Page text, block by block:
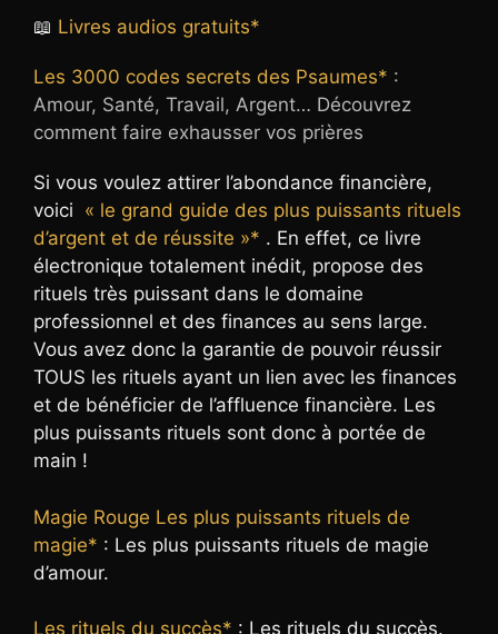
📖 Livres audios gratuits*
Les 3000 codes secrets des Psaumes* :
Amour, Santé, Travail, Argent… Découvrez
comment faire exhausser vos prières
Si vous voulez attirer l’abondance financière,
voici « le grand guide des plus puissants rituels
d’argent et de réussite »* . En effet, ce livre
électronique totalement inédit, propose des
rituels très puissant dans le domaine
professionnel et des finances au sens large.
Vous avez donc la garantie de pouvoir réussir
TOUS les rituels ayant un lien avec les finances
et de bénéficier de l’affluence financière. Les
plus puissants rituels sont donc à portée de
main !
Magie Rouge Les plus puissants rituels de
magie* : Les plus puissants rituels de magie
d’amour.
Les rituels du succès* : Les rituels du succès.